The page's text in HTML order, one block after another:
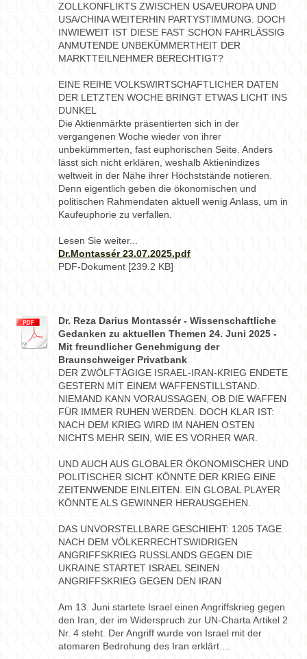
ZOLLKONFLIKTS ZWISCHEN USA/EUROPA UND
USA/CHINA WEITERHIN PARTYSTIMMUNG. DOCH
INWIEWEIT IST DIESE FAST SCHON FAHRLÄSSIG
ANMUTENDE UNBEKÜMMERTHEIT DER
MARKTTEILNEHMER BERECHTIGT?
EINE REIHE VOLKSWIRTSCHAFTLICHER DATEN
DER LETZTEN WOCHE BRINGT ETWAS LICHT INS
DUNKEL
Die Aktienmärkte präsentierten sich in der
vergangenen Woche wieder von ihrer
unbekümmerten, fast euphorischen Seite. Anders
lässt sich nicht erklären, weshalb Aktienindizes
weltweit in der Nähe ihrer Höchststände notieren.
Denn eigentlich geben die ökonomischen und
politischen Rahmendaten aktuell wenig Anlass, um in
Kaufeuphorie zu verfallen.
Lesen Sie weiter...
Dr.Montassér 23.07.2025.pdf
PDF-Dokument [239.2 KB]
Dr. Reza Darius Montassér - Wissenschaftliche
Gedanken zu aktuellen Themen 24. Juni 2025 -
Mit freundlicher Genehmigung der
Braunschweiger Privatbank
DER ZWÖLFTÄGIGE ISRAEL-IRAN-KRIEG ENDETE
GESTERN MIT EINEM WAFFENSTILLSTAND.
NIEMAND KANN VORAUSSAGEN, OB DIE WAFFEN
FÜR IMMER RUHEN WERDEN. DOCH KLAR IST:
NACH DEM KRIEG WIRD IM NAHEN OSTEN
NICHTS MEHR SEIN, WIE ES VORHER WAR.
UND AUCH AUS GLOBALER ÖKONOMISCHER UND
POLITISCHER SICHT KÖNNTE DER KRIEG EINE
ZEITENWENDE EINLEITEN. EIN GLOBAL PLAYER
KÖNNTE ALS GEWINNER HERAUSGEHEN.
DAS UNVORSTELLBARE GESCHIEHT: 1205 TAGE
NACH DEM VÖLKERRECHTSWIDRIGEN
ANGRIFFSKRIEG RUSSLANDS GEGEN DIE
UKRAINE STARTET ISRAEL SEINEN
ANGRIFFSKRIEG GEGEN DEN IRAN
Am 13. Juni startete Israel einen Angriffskrieg gegen
den Iran, der im Widerspruch zur UN-Charta Artikel 2
Nr. 4 steht. Der Angriff wurde von Israel mit der
atomaren Bedrohung des Iran erklärt....